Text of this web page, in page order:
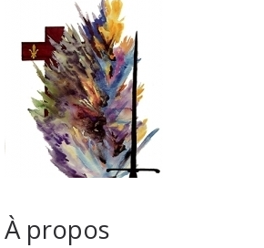
À propos